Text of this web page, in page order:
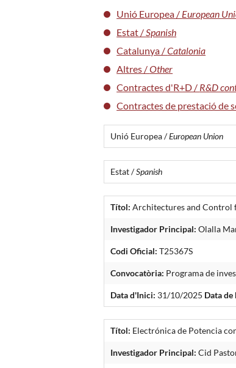
Unió Europea / European
Estat / Spanish
Catalunya /Catalonia
Altres /Other
Contractes d'R+D / R&D
Contractes de prestació de
Unió Europea /European Union
Estat /Spanish
Títol: Architectures and Control
Investigador Principal: Olalla
Codi Oficial: T25367S
Convocatòria: Programa de
Data d'Inici: 31/10/2025 Data
Títol: Electrónica de Potencia
Investigador Principal: Cid